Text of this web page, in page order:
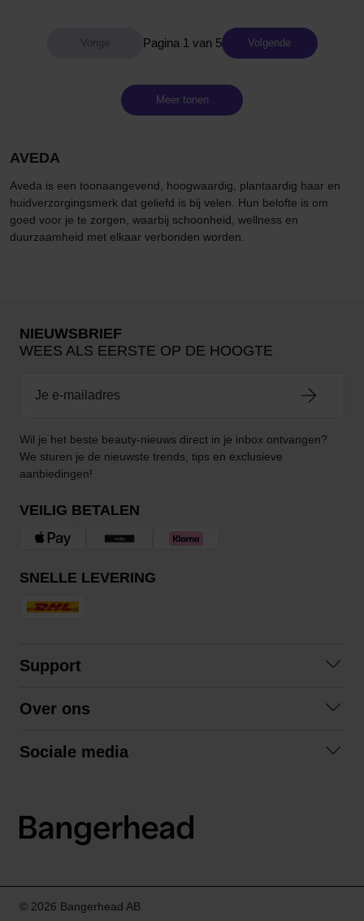
Pagina 1 van 5 Volgende
Meer tonen
AVEDA
Aveda is een toonaangevend, hoogwaardig, plantaardig haar en
huidverzorgingsmerk dat geliefd is bij velen. Hun belofte is om
goed voor je te zorgen, waarbij schoonheid, wellness en
duurzaamheid met elkaar verbonden worden.
NIEUWSBRIEF
WEES ALS EERSTE OP DE HOOGTE
Wil je het beste beauty-nieuws direct in je inbox ontvangen?
We sturen je de nieuwste trends, tips en exclusieve
aanbiedingen!
VEILIG BETALEN
SNELLE LEVERING
Support
Algemene voorwaarden
Over ons
Sociale media
LinkedIn
© 2026 Bangerhead AB